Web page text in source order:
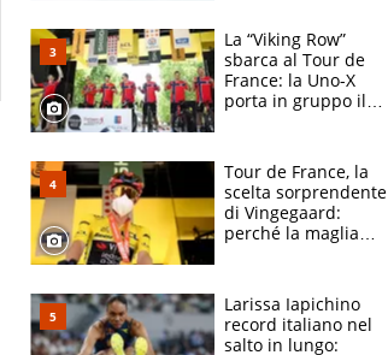
mirino
La “Viking Row”
sbarca al Tour de
France: la Uno-X
porta in gruppo il
compagni
Tour de France, la
scelta sorprendente
di Vingegaard:
perché la maglia
rischio da evitare
Larissa Iapichino
record italiano nel
salto in lungo: